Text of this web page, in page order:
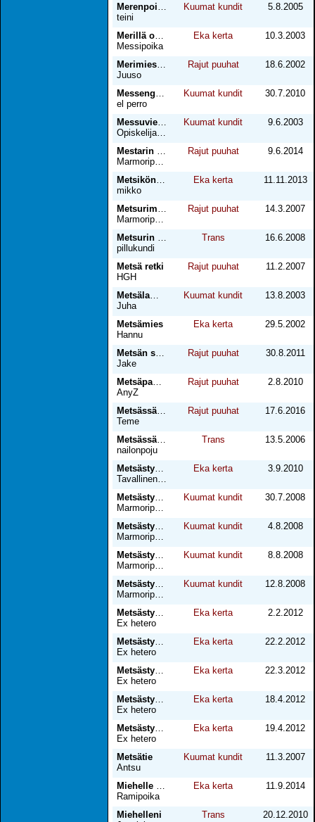
teini
Kuumat kundit 5.8.2005
Messipoika
Eka kerta 10.3.2003
Juuso
Rajut puuhat 18.6.2002
el perro
Kuumat kundit 30.7.2010
Opiskelijakundi Jarkko
Kuumat kundit 9.6.2003
Marmoripoika
Rajut puuhat 9.6.2014
mikko
Eka kerta 11.11.2013
Marmoripoika
Rajut puuhat 14.3.2007
pillukundi
Trans 16.6.2008
Metsä retki
HGH
Rajut puuhat 11.2.2007
Juha
Kuumat kundit 13.8.2003
Metsämies
Hannu
Eka kerta 29.5.2002
Jake
Rajut puuhat 30.8.2011
AnyZ
Rajut puuhat 2.8.2010
Teme
Rajut puuhat 17.6.2016
nailonpoju
Trans 13.5.2006
Tavallinen mies
Eka kerta 3.9.2010
Marmoripoika
Kuumat kundit 30.7.2008
Marmoripoika
Kuumat kundit 4.8.2008
Marmoripoika
Kuumat kundit 8.8.2008
Marmoripoika
Kuumat kundit 12.8.2008
Ex hetero
Eka kerta 2.2.2012
Ex hetero
Eka kerta 22.2.2012
Ex hetero
Eka kerta 22.3.2012
Ex hetero
Eka kerta 18.4.2012
Ex hetero
Eka kerta 19.4.2012
Metsätie
Antsu
Kuumat kundit 11.3.2007
Ramipoika
Eka kerta 11.9.2014
Miehelleni
Trans 20.12.2010